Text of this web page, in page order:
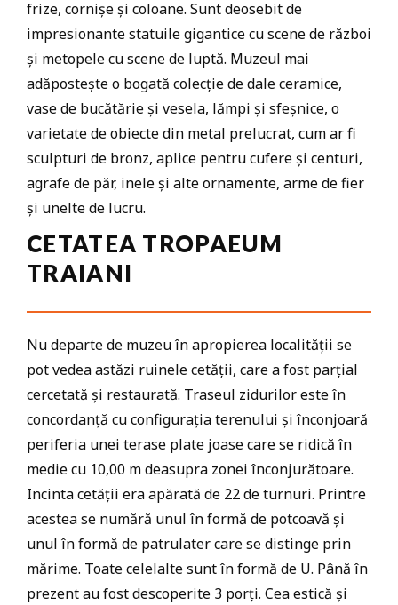
frize, cornișe și coloane. Sunt deosebit de
impresionante statuile gigantice cu scene de război
și metopele cu scene de luptă. Muzeul mai
adăpostește o bogată colecție de dale ceramice,
vase de bucătărie și vesela, lămpi și sfeșnice, o
varietate de obiecte din metal prelucrat, cum ar fi
sculpturi de bronz, aplice pentru cufere și centuri,
agrafe de păr, inele și alte ornamente, arme de fier
și unelte de lucru.
CETATEA TROPAEUM
TRAIANI
Nu departe de muzeu în apropierea localității se
pot vedea astăzi ruinele cetății, care a fost parțial
cercetată și restaurată. Traseul zidurilor este în
concordanță cu configurația terenului și înconjoară
periferia unei terase plate joase care se ridică în
medie cu 10,00 m deasupra zonei înconjurătoare.
Incinta cetății era apărată de 22 de turnuri. Printre
acestea se numără unul în formă de potcoavă și
unul în formă de patrulater care se distinge prin
mărime. Toate celelalte sunt în formă de U. Până în
prezent au fost descoperite 3 porți. Cea estică și